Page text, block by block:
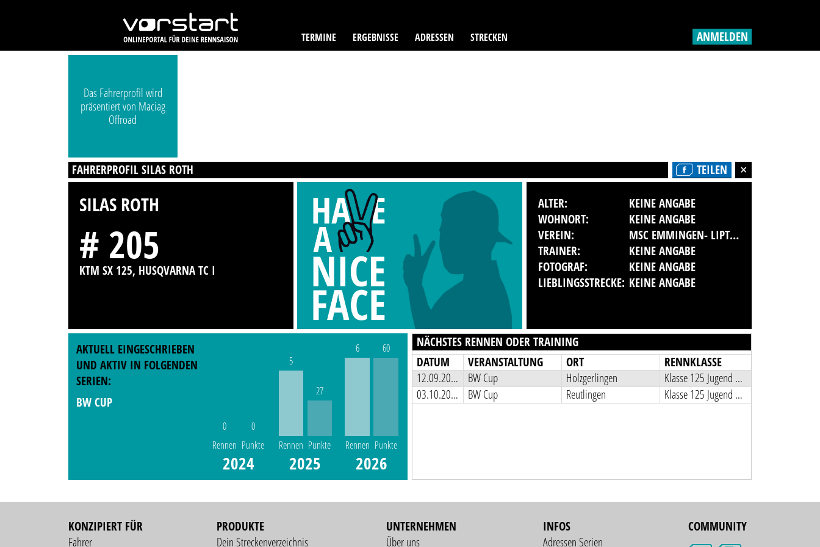
TERMINE ERGEBNISSE ADRESSEN STRECKEN ANMELDEN
Das Fahrerprofil wird
präsentiert von Maciag
Offroad
FAHRERPROFIL SILAS ROTH TEILEN
SILAS ROTH
# 205
KTM SX 125, HUSQVARNA TC I
ALTER:
KEINE ANGABE
WOHNORT:
KEINE ANGABE
VEREIN:
MSC EMMINGEN- LIPTINGEN E.V.
TRAINER:
KEINE ANGABE
FOTOGRAF:
KEINE ANGABE
LIEBLINGSSTRECKE: KEINE ANGABE
AKTUELL EINGESCHRIEBEN
UND AKTIV IN FOLGENDEN
SERIEN:
BW CUP
0
Rennen
0
Punkte
2024
5
Rennen
27
Punkte
2025
6
Rennen
60
Punkte
2026
NÄCHSTES RENNEN ODER TRAINING
DATUM
VERANSTALTUNG ORT
RENNKLASSE
12.09.2026
BW Cup Holzgerlingen
Klasse 125 Jugend B 2013-2005
03.10.2026
BW Cup Reutlingen Klasse 125 Jugend B 2013-2005
KONZIPIERT FÜR
Fahrer
PRODUKTE
Dein Streckenverzeichnis
UNTERNEHMEN
Über uns
INFOS
Adressen Serien
COMMUNITY